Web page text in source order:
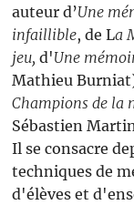
auteur d’Une
infaillible, de La
jeu, d'Une
Mathieu
Champions de la
Sébastien
Il se consacre
techniques de
d'élèves et